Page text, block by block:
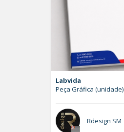
Labvida
Peça Gráfica (unidade)
Rdesign SM